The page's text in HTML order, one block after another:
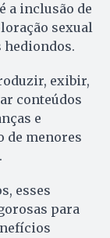
a inclusão de
sexual
exibir,
conteúdos
e
de menores
esses
para